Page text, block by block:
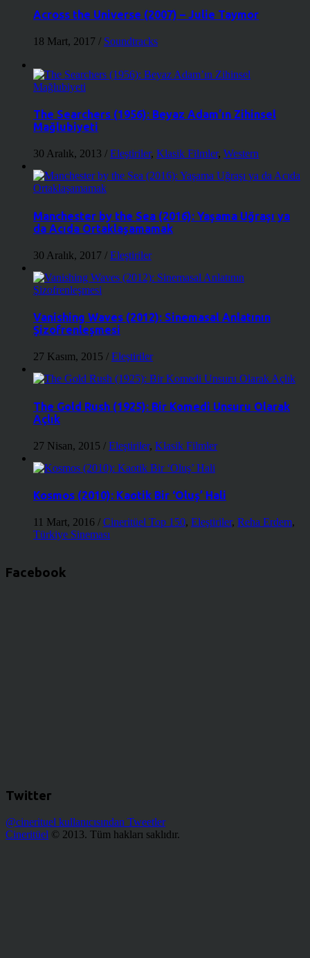
Across the Universe (2007) – Julie Taymor
18 Mart, 2017 / Soundtracks
The Searchers (1956): Beyaz Adam’ın Zihinsel
Mağlubiyeti
30 Aralık, 2013 / Eleştiriler, Klasik Filmler, Western
Manchester by the Sea (2016): Yaşama Uğraşı ya
da Acıda Ortaklaşamamak
30 Aralık, 2017 / Eleştiriler
Vanishing Waves (2012): Sinemasal Anlatının
Şizofrenleşmesi
27 Kasım, 2015 / Eleştiriler
The Gold Rush (1925): Bir Komedi Unsuru Olarak
Açlık
27 Nisan, 2015 / Eleştiriler, Klasik Filmler
Kosmos (2010): Kaotik Bir ‘Oluş’ Hali
11 Mart, 2016 / Cineritüel Top 150, Eleştiriler, Reha Erdem,
Türkiye Sineması
Facebook
Twitter
@cinerituel kullanıcısından Tweetler
Cineritüel © 2013. Tüm hakları saklıdır.